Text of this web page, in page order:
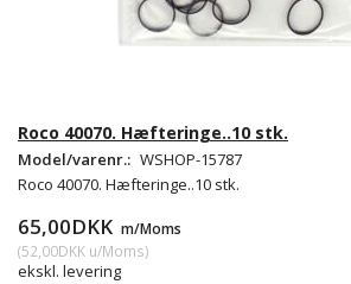
Roco 40070. Hæfteringe..10 stk.
Model/varenr.: WSHOP-15787
Roco 40070. Hæfteringe..10 stk.
65,00DKK m/Moms
(52,00DKK u/Moms)
ekskl. levering